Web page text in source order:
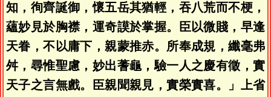
知，徇齊誕御，懷五岳其猶輕，吞八荒而不梗，
蘊妙見於胸襟，運奇謨於掌握。臣以微賤，早逢
天眷，不以庸下，親蒙推赤。所奉成規，纖毫弗
舛，尋惟聖慮，妙出蓍龜，驗一人之慶有徵，實
天子之言無戲。臣親聞親見，實榮實喜。」上省